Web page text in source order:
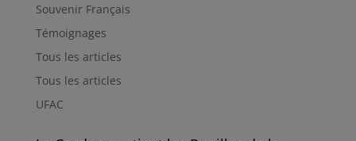
Souvenir Français
Témoignages
Tous les articles
Tous les articles
UFAC